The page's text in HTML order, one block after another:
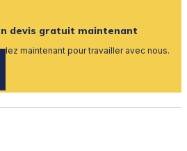
devis gratuit maintenant
maintenant pour travailler avec nous.